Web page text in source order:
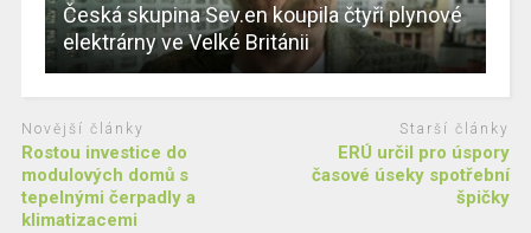
Česká skupina Sev.en koupila čtyři plynové
elektrárny ve Velké Británii
Novější články
Rostou investice do
modulových domů s
tepelnými čerpadly a
klimatizacemi
Starší články
ERÚ určil pro úspory
časové úseky spotřební
špičky